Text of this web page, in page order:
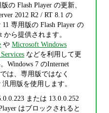
の Flash Player の更新、
2012 R2 / RT 8.1 の
専用版の Flash Player の
から提供されます。
やMicrosoft Windows
などを利用して更
Windows 7 のInternet
は、専用版ではなく
汎用版を使用します。
または 13.0.0.252
はブロックされると